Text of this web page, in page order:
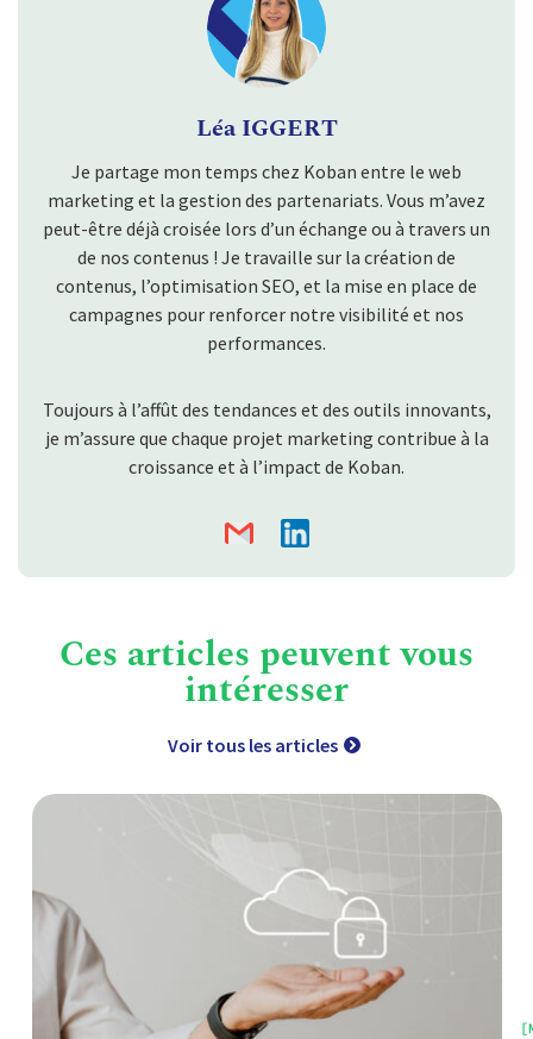
Léa IGGERT
Je partage mon temps chez Koban entre le web
marketing et la gestion des partenariats. Vous m’avez
peut-être déjà croisée lors d’un échange ou à travers un
de nos contenus ! Je travaille sur la création de
contenus, l’optimisation SEO, et la mise en place de
campagnes pour renforcer notre visibilité et nos
performances.
Toujours à l’affût des tendances et des outils innovants,
je m’assure que chaque projet marketing contribue à la
croissance et à l’impact de Koban.
Ces articles peuvent vous
intéresser
Voir tous les articles